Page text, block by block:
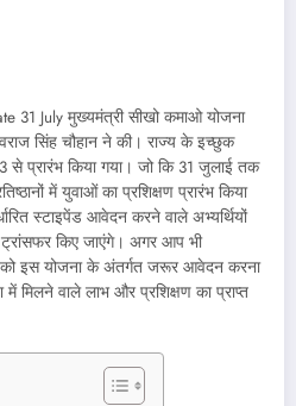
31 July मुख्यमंत्री सीखो कमाओ योजना
सिंह चौहान ने की। राज्य के इच्छुक
प्रारंभ किया गया। जो कि 31 जुलाई तक
में युवाओं का प्रशिक्षण प्रारंभ किया
स्टाइपेंड आवेदन करने वाले अभ्यर्थियों
किए जाएंगे। अगर आप भी
इस योजना के अंतर्गत जरूर आवेदन करना
मिलने वाले लाभ और प्रशिक्षण का प्राप्त